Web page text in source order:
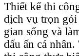
Thiết kế thi
dịch vụ trọn gói
gian sống và
dấu ấn cá